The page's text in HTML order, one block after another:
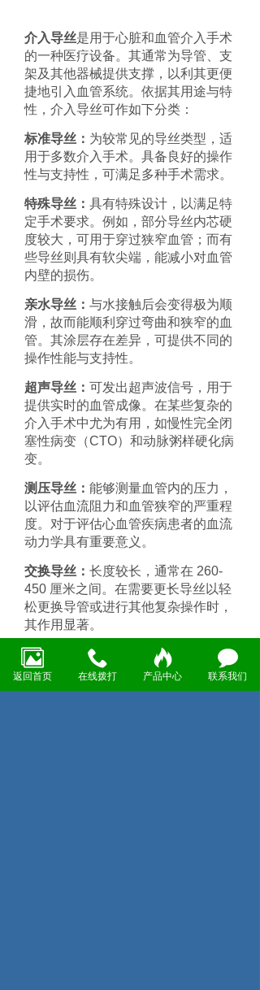
介入导丝是用于心脏和血管介入手术
的一种医疗设备。其通常为导管、支
架及其他器械提供支撑，以利其更便
捷地引入血管系统。依据其用途与特
性，介入导丝可作如下分类：
标准导丝： 为较常见的导丝类型，适
用于多数介入手术。具备良好的操作
性与支持性，可满足多种手术需求。
特殊导丝： 具有特殊设计，以满足特
定手术要求。例如，部分导丝内芯硬
度较大，可用于穿过狭窄血管；而有
些导丝则具有软尖端，能减小对血管
内壁的损伤。
亲水导丝： 与水接触后会变得极为顺
滑，故而能顺利穿过弯曲和狭窄的血
管。其涂层存在差异，可提供不同的
操作性能与支持性。
超声导丝： 可发出超声波信号，用于
提供实时的血管成像。在某些复杂的
介入手术中尤为有用，如慢性完全闭
塞性病变（CTO）和动脉粥样硬化病
变。
测压导丝： 能够测量血管内的压力，
以评估血流阻力和血管狭窄的严重程
度。对于评估心血管疾病患者的血流
动力学具有重要意义。
交换导丝： 长度较长，通常在 260-
450 厘米之间。在需要更长导丝以轻
松更换导管或进行其他复杂操作时，
其作用显著。
根据手术需求及医生经验，会选用不
返回首页 在线拨打 产品中心 联系我们